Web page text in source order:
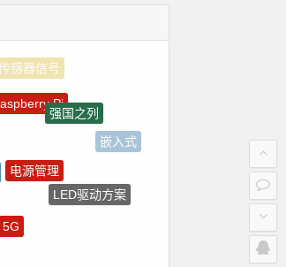
Pi
强国之列
嵌入式
LED驱动方案
5G